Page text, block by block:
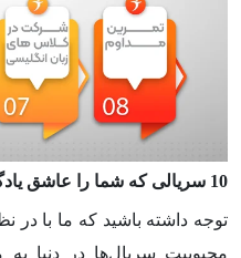
10 سریالی که شما را عاشق یادگیری زبان انگلیسی می کند
توجه داشته باشید که ما با در